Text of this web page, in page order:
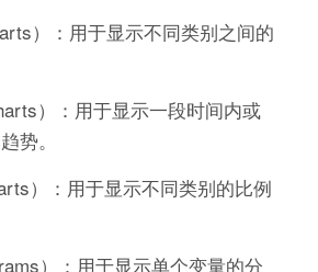
）：用于显示不同类别之间的
）：用于显示一段时间内或
势。
）：用于显示不同类别的比例
）：用于显示单个变量的分